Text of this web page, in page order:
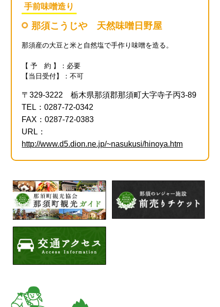
手前味噌造り
那須こうじや 天然味噌日野屋
那須産の大豆と米と自然塩で手作り味噌を造る。
【 予 約 】：必要
【当日受付】：不可
〒329-3222 栃木県那須郡那須町大字寺子丙3-89
TEL：0287-72-0342
FAX：0287-72-0383
URL：
http://www.d5.dion.ne.jp/~nasukusi/hinoya.htm